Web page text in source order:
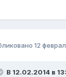
12
В 12.02.2014 в